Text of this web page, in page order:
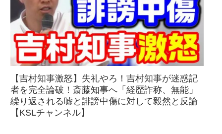
【吉村知事激怒】失礼やろ！吉村知事が迷惑記
者を完全論破！斎藤知事へ「経歴詐称、無能」
繰り返される嘘と誹謗中傷に対して毅然と反論
【KSLチャンネル】